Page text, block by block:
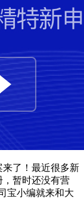
了！最近很多新
暂时还没有营
宝小编就来和大